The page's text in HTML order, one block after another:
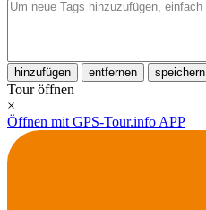
hinzufügen entfernen speichern
Tour öffnen
×
Öffnen mit GPS-Tour.info APP